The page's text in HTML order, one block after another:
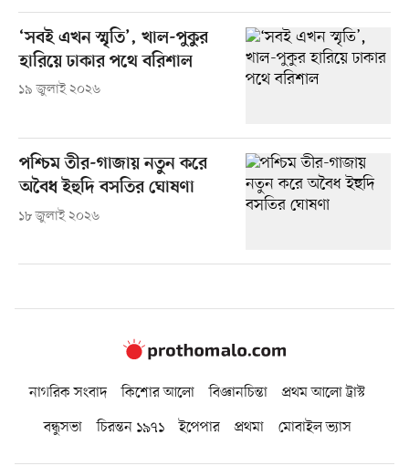
‘সবই এখন স্মৃতি’, খাল-পুকুর
হারিয়ে ঢাকার পথে বরিশাল
১৯ জুলাই ২০২৬
পশ্চিম তীর-গাজায় নতুন করে
অবৈধ ইহুদি বসতির ঘোষণা
১৮ জুলাই ২০২৬
নাগরিক সংবাদ কিশোর আলো বিজ্ঞানচিন্তা
প্রথম আলো ট্রাস্ট
বন্ধুসভা
চিরন্তন ১৯৭১ ইপেপার প্রথমা মোবাইল ভ্যাস